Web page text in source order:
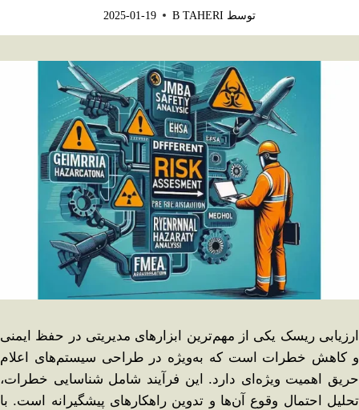
توسط B TAHERI
2025-01-19
ارزیابی ریسک یکی از مهم‌ترین ابزارهای مدیریتی در حفظ ایمنی
و کاهش خطرات است که به‌ویژه در طراحی سیستم‌های اعلام
حریق اهمیت ویژه‌ای دارد. این فرآیند شامل شناسایی خطرات،
تحلیل احتمال وقوع آن‌ها و تدوین راهکارهای پیشگیرانه است. با